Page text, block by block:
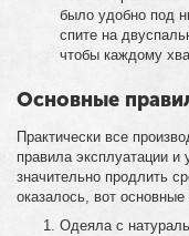
было удобно под
спите на
чтобы каждому
Основные
Практически все
правила эксплуатации
значительно продлить
оказалось, вот основные
Одеяла с